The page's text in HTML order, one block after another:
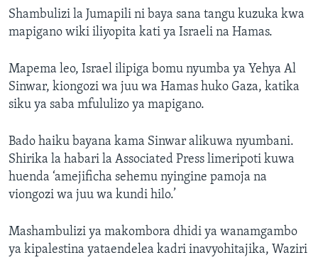
Shambulizi la Jumapili ni baya sana tangu kuzuka kwa
mapigano wiki iliyopita kati ya Israeli na Hamas.
Mapema leo, Israel ilipiga bomu nyumba ya Yehya Al
Sinwar, kiongozi wa juu wa Hamas huko Gaza, katika
siku ya saba mfululizo ya mapigano.
Bado haiku bayana kama Sinwar alikuwa nyumbani.
Shirika la habari la Associated Press limeripoti kuwa
huenda ‘amejificha sehemu nyingine pamoja na
viongozi wa juu wa kundi hilo.’
Mashambulizi ya makombora dhidi ya wanamgambo
ya kipalestina yataendelea kadri inavyohitajika, Waziri